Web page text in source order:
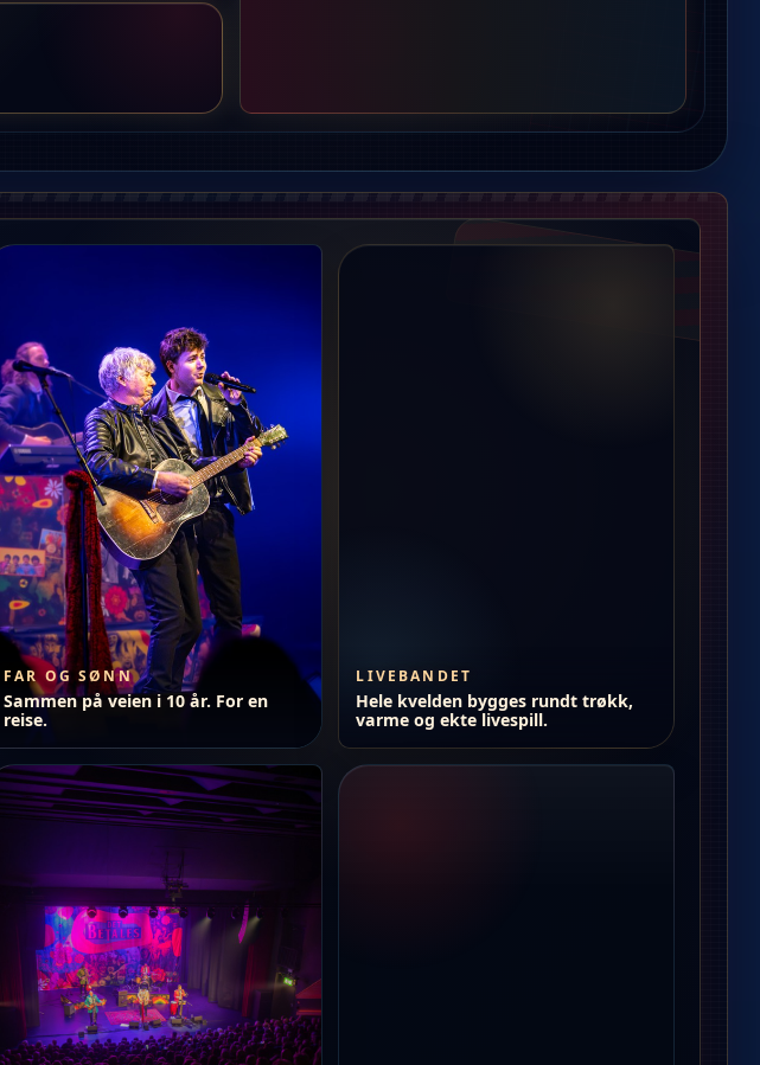
FAR OG SØNN
Sammen på veien i 10 år. For en
reise.
LIVEBANDET
Hele kvelden bygges rundt trøkk,
varme og ekte livespill.